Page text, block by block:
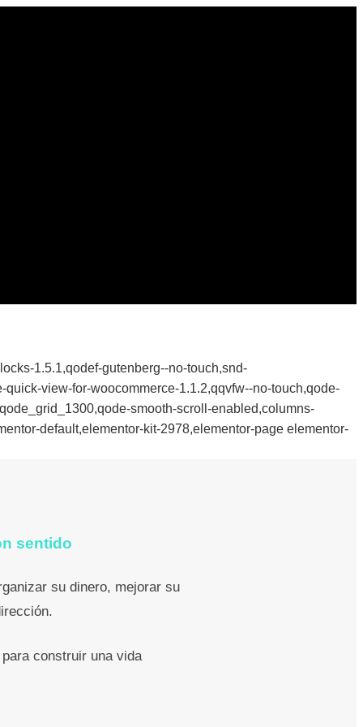
1.5.1,qodef-gutenberg--no-touch,snd-
view-for-woocommerce-1.1.2,qqvfw--no-touch,qode-
smooth-scroll-enabled,columns-
default,elementor-kit-2978,elementor-page elementor-
sentido
su dinero, mejorar su
construir una vida